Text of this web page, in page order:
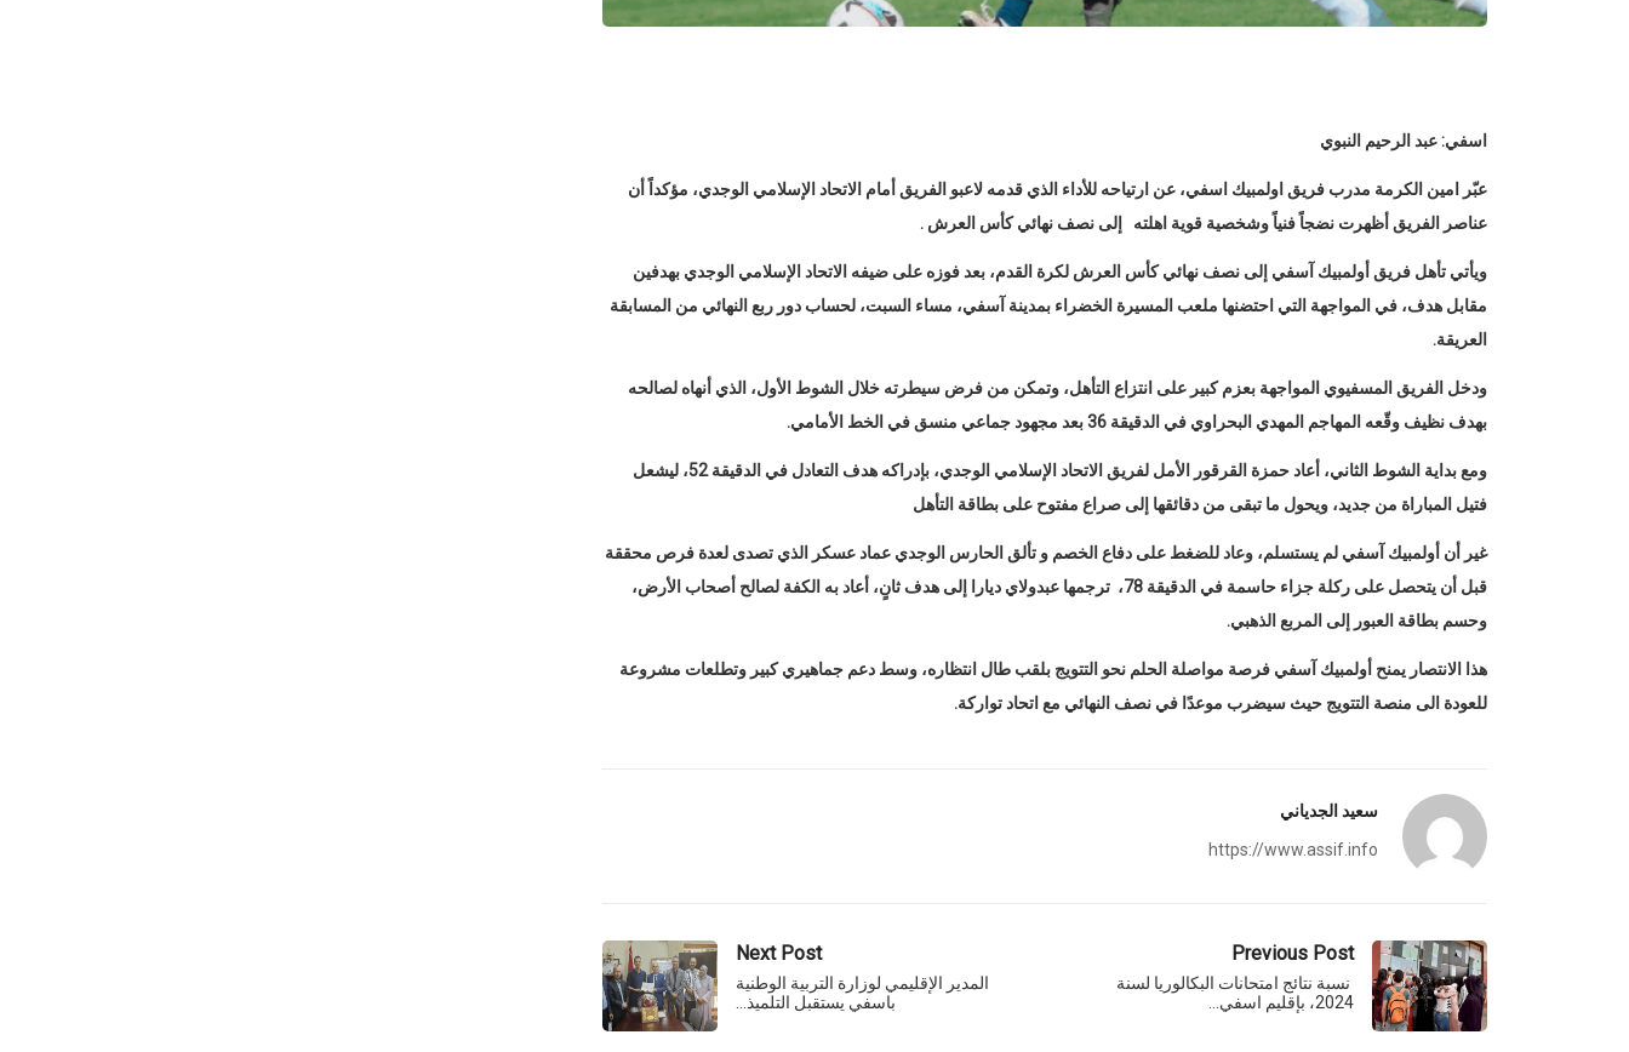
اسفي: عبد الرحيم النبوي
عبّر امين الكرمة مدرب فريق اولمبيك اسفي، عن ارتياحه للأداء الذي قدمه لاعبو الفريق أمام الاتحاد الإسلامي الوجدي، مؤكداً أن
عناصر الفريق أظهرت نضجاً فنياً وشخصية قوية اهلته إلى نصف نهائي كأس العرش .
ويأتي تأهل فريق أولمبيك آسفي إلى نصف نهائي كأس العرش لكرة القدم، بعد فوزه على ضيفه الاتحاد الإسلامي الوجدي بهدفين
مقابل هدف، في المواجهة التي احتضنها ملعب المسيرة الخضراء بمدينة آسفي، مساء السبت، لحساب دور ربع النهائي من المسابقة
العريقة.
ودخل الفريق المسفيوي المواجهة بعزم كبير على انتزاع التأهل، وتمكن من فرض سيطرته خلال الشوط الأول، الذي أنهاه لصالحه
بهدف نظيف وقّعه المهاجم المهدي البحراوي في الدقيقة 36 بعد مجهود جماعي منسق في الخط الأمامي.
ومع بداية الشوط الثاني، أعاد حمزة القرقور الأمل لفريق الاتحاد الإسلامي الوجدي، بإدراكه هدف التعادل في الدقيقة 52، ليشعل
فتيل المباراة من جديد، ويحول ما تبقى من دقائقها إلى صراع مفتوح على بطاقة التأهل
غير أن أولمبيك آسفي لم يستسلم، وعاد للضغط على دفاع الخصم و تألق الحارس الوجدي عماد عسكر الذي تصدى لعدة فرص محققة
قبل أن يتحصل على ركلة جزاء حاسمة في الدقيقة 78، ترجمها عبدولاي ديارا إلى هدف ثانٍ، أعاد به الكفة لصالح أصحاب الأرض،
وحسم بطاقة العبور إلى المربع الذهبي.
هذا الانتصار يمنح أولمبيك آسفي فرصة مواصلة الحلم نحو التتويج بلقب طال انتظاره، وسط دعم جماهيري كبير وتطلعات مشروعة
للعودة الى منصة التتويج حيث سيضرب موعدًا في نصف النهائي مع اتحاد تواركة.
سعيد الجدياني
https://www.assif.info
Previous Post
نسبة نتائج امتحانات البكالوريا لسنة
2024، بإقليم اسفي…
Next Post
المدير الإقليمي لوزارة التربية الوطنية
باسفي يستقبل التلميذ…